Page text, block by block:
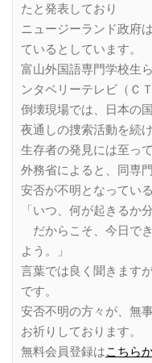
たと発表しており
ニュージーランド政府
ているとしています。
富山外国語専門学校生
ンタベリーテレビ（Ｃ
倒壊現場では、日本の
夜通しの捜索活動を続
生存者の発見には至っ
外務省によると、同専
安否が不明となってい
「いつ、何が起きるか
だからこそ、今日で
よう。」
言葉では良く聞きます
です。
安否不明の方々が、無
お祈りしております。
無料会員登録はこちら